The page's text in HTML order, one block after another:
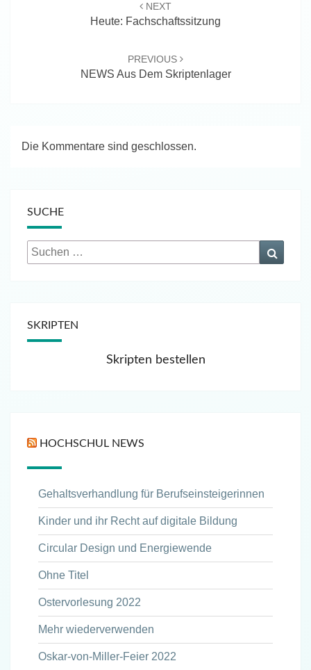
NEXT
Heute: Fachschaftssitzung
PREVIOUS
NEWS Aus Dem Skriptenlager
Die Kommentare sind geschlossen.
SUCHE
Suchen
nach:
SKRIPTEN
Skripten bestellen
HOCHSCHUL NEWS
Gehaltsverhandlung für Berufseinsteigerinnen
Kinder und ihr Recht auf digitale Bildung
Circular Design und Energiewende
Ohne Titel
Ostervorlesung 2022
Mehr wiederverwenden
Oskar-von-Miller-Feier 2022